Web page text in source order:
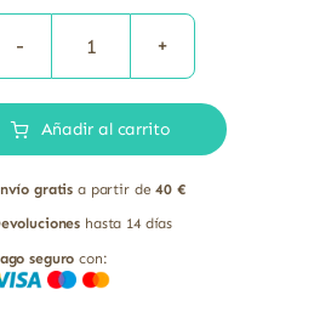
MAGDALENAS
CHIPS
CHOCOLATE
BIO
180
Añadir al carrito
gratis a partir de40 €
hasta 14 días
seguro con: